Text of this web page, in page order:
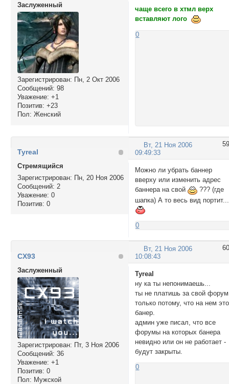
Заслуженный
Зарегистрирован: Пн, 2 Окт 2006
Сообщений: 98
Уважение: +1
Позитив: +23
Пол: Женский
чаще всего в хтмл верх
вставляют лого
0
59
Вт, 21 Ноя 2006
09:49:33
Tyreal
Стремящийся
Зарегистрирован: Пн, 20 Ноя 2006
Сообщений: 2
Уважение: 0
Позитив: 0
Можно ли убрать баннер
вверху или изменить адрес
баннера на свой
??? (где
шапка) А то весь вид
0
60
Вт, 21 Ноя 2006
10:08:43
CX93
Заслуженный
Зарегистрирован: Пт, 3 Ноя 2006
Сообщений: 36
Уважение: +1
Позитив: 0
Пол: Мужской
Tyreal
ну ка ты непонимаешь...
ты не платишь за свой
только потому, что на нем
банер.
админ уже писал, что все
форумы на которых банера
невидно или он не работает -
будут закрыты.
0